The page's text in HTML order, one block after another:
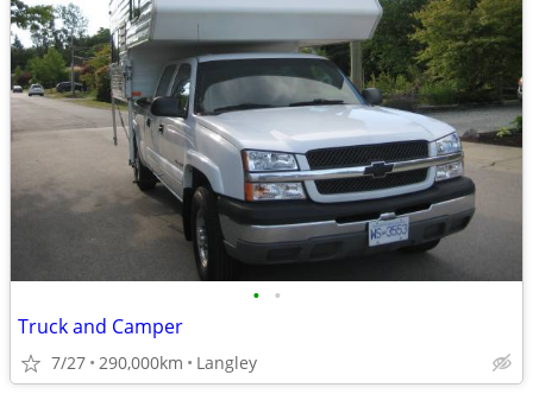
• •
Truck and Camper
7/27 290,000km Langley